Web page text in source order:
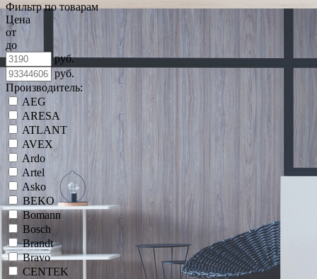
Фильтр по товарам
Цена
от
до
руб.
руб.
Производитель:
AEG
ARESA
ATLANT
AVEX
Ardo
Artel
Asko
BEKO
Bomann
Bosch
Brandt
Bravo
CENTEK